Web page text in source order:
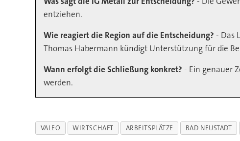
entziehen.
Wie reagiert die Region auf die Entscheidung? - Das
Thomas Habermann kündigt Unterstützung für die
Wann erfolgt die Schließung konkret? - Ein genauer
werden.
VALEO WIRTSCHAFT ARBEITSPLÄTZE BAD NEUSTADT